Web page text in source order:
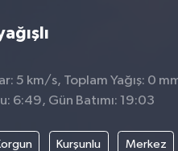
5 km/s, Toplam Yağış: 0
6:49, Gün Batımı: 19:03
Kurşunlu Merkez